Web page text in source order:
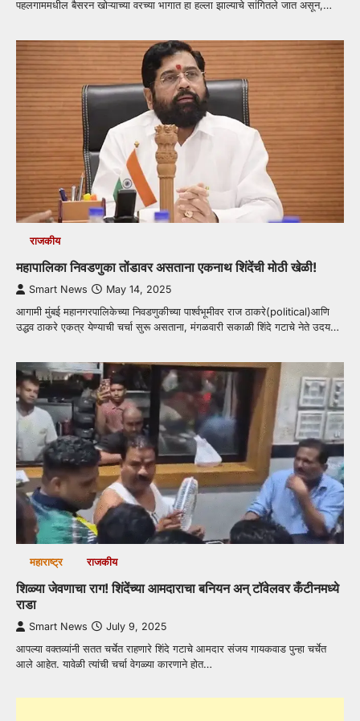
पहलगाममधील बैसरन खोऱ्याच्या वरच्या भागात हा हल्ला झाल्याचे सांगितले जात असून,…
राजकीय
महापालिका निवडणुका तोंडावर असताना एकनाथ शिंदेंची मोठी खेळी!
Smart News May 14, 2025
आगामी मुंबई महानगरपालिकेच्या निवडणुकीच्या पार्श्वभूमीवर राज ठाकरे(political)आणि
उद्धव ठाकरे एकत्र येण्याची चर्चा सुरू असताना, मंगळवारी सकाळी शिंदे गटाचे नेते उदय…
महाराष्ट्र राजकीय
शिळ्या जेवणाचा राग! शिंदेंच्या आमदाराचा बनियन अन् टॉवेलवर कँटीनमध्ये
राडा
Smart News July 9, 2025
आपल्या वक्तव्यांनी सतत चर्चेत राहणारे शिंदे गटाचे आमदार संजय गायकवाड पुन्हा चर्चेत
आले आहेत. यावेळी त्यांची चर्चा वेगळ्या कारणाने होत…